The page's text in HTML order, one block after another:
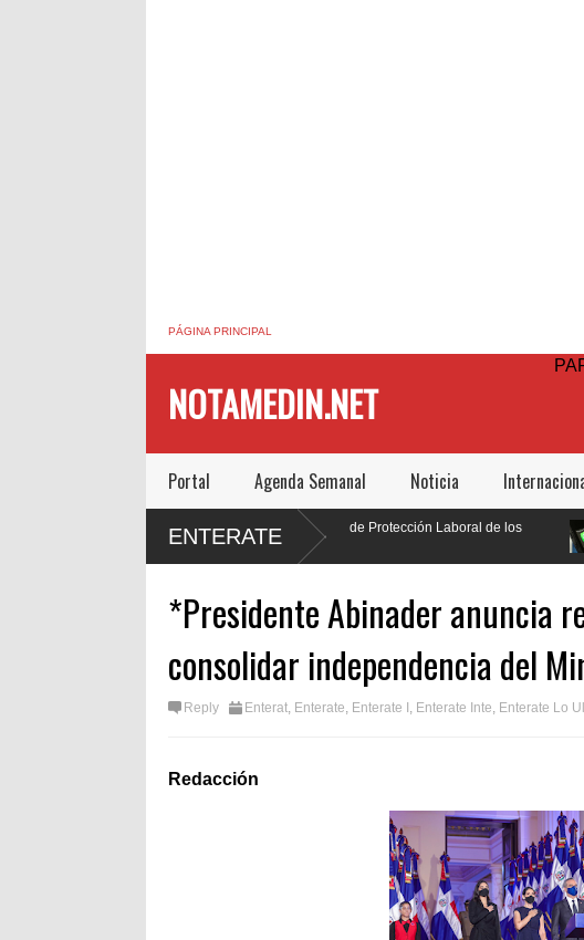
PÁGINA PRINCIPAL
NOTAMEDIN.NET
Portal Agenda Semanal Noticia
ENTERATE
hará justicia al promulgar Ley de Protección Laboral de los
Encuesta del
*Presidente Abinader anuncia
consolidar independencia del
Reply Enterat, Enterate, Enterate I , Enterate Inte, Enterate Lo
Redacción